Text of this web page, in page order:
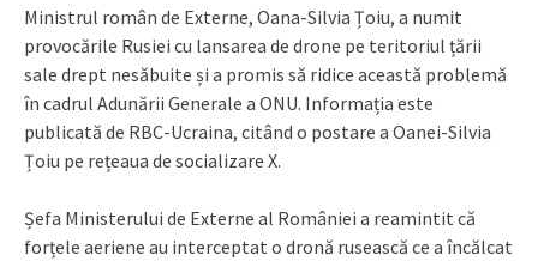
Ministrul român de Externe, Oana-Silvia Țoiu, a numit
provocările Rusiei cu lansarea de drone pe teritoriul țării
sale drept nesăbuite și a promis să ridice această problemă
în cadrul Adunării Generale a ONU. Informația este
publicată de RBC-Ucraina, citând o postare a Oanei-Silvia
Țoiu pe rețeaua de socializare X.
Șefa Ministerului de Externe al României a reamintit că
forțele aeriene au interceptat o dronă rusească ce a încălcat